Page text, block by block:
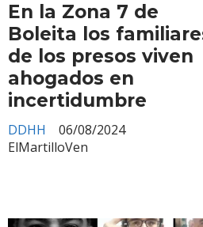
En la Zona 7 de
Boleita los
de los presos viven
ahogados en
incertidumbre
ElMartilloVen
DDHH 06/08/2024